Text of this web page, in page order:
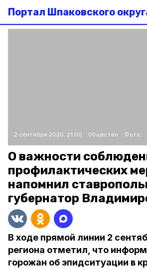
Портал Шпаковского
2 сентября 2020, 21:00 Общество Фото:
О важности
профилактических
напомнил
губернатор
В ходе прямой линии 2
региона отметил, что
горожан об эпидситуации в